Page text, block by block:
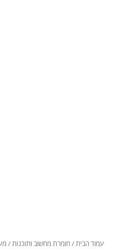
עמוד הבית/ חומרת מחשוב ותוכנות/